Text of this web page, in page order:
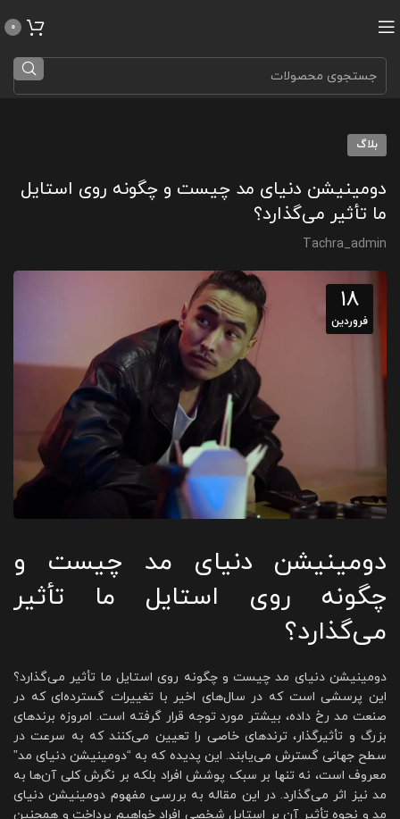
0
بلاگ
دومینیشن دنیای مد چیست و چگونه روی استایل
ما تأثیر می‌گذارد؟
Tachra_admin
18
فروردین
دومینیشن دنیای مد چیست و
چگونه روی استایل ما تأثیر
می‌گذارد؟
دومینیشن دنیای مد چیست و چگونه روی استایل ما تأثیر می‌گذارد؟
این پرسشی است که در سال‌های اخیر با تغییرات گسترده‌ای که در
صنعت مد رخ داده، بیشتر مورد توجه قرار گرفته است. امروزه برندهای
بزرگ و تأثیرگذار، ترندهای خاصی را تعیین می‌کنند که به سرعت در
سطح جهانی گسترش می‌یابند. این پدیده که به “دومینیشن دنیای مد”
معروف است، نه تنها بر سبک پوشش افراد بلکه بر نگرش کلی آن‌ها به
مد نیز اثر می‌گذارد. در این مقاله به بررسی مفهوم دومینیشن دنیای
مد و نحوه تأثیر آن بر استایل شخصی افراد خواهیم پرداخت و همچنین